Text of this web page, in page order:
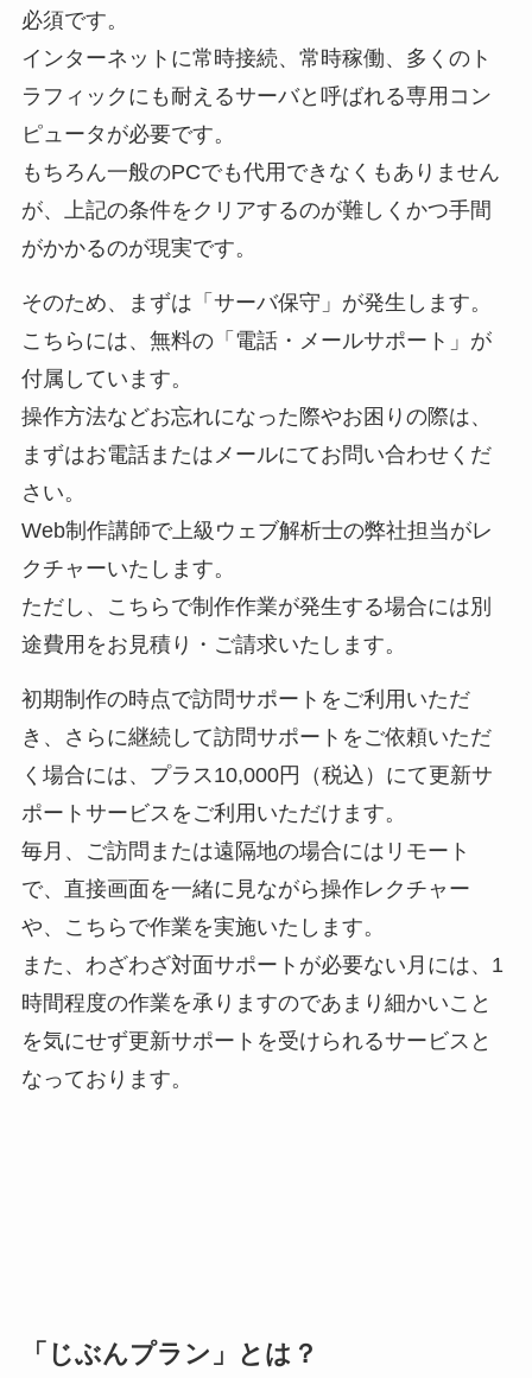
必須です。
インターネットに常時接続、常時稼働、多くのト
ラフィックにも耐えるサーバと呼ばれる専用コン
ピュータが必要です。
もちろん一般のPCでも代用できなくもありません
が、上記の条件をクリアするのが難しくかつ手間
がかかるのが現実です。
そのため、まずは「サーバ保守」が発生します。
こちらには、無料の「電話・メールサポート」が
付属しています。
操作方法などお忘れになった際やお困りの際は、
まずはお電話またはメールにてお問い合わせくだ
さい。
Web制作講師で上級ウェブ解析士の弊社担当がレ
クチャーいたします。
ただし、こちらで制作作業が発生する場合には別
途費用をお見積り・ご請求いたします。
初期制作の時点で訪問サポートをご利用いただ
き、さらに継続して訪問サポートをご依頼いただ
く場合には、プラス10,000円（税込）にて更新サ
ポートサービスをご利用いただけます。
毎月、ご訪問または遠隔地の場合にはリモート
で、直接画面を一緒に見ながら操作レクチャー
や、こちらで作業を実施いたします。
また、わざわざ対面サポートが必要ない月には、1
時間程度の作業を承りますのであまり細かいこと
を気にせず更新サポートを受けられるサービスと
なっております。
「じぶんプラン」とは？